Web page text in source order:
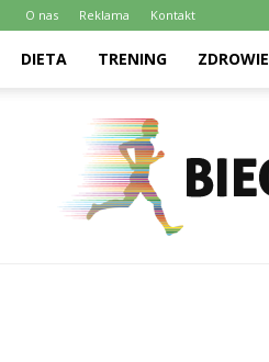
O nas Reklama Kontakt
DIETA TRENING ZDROWIE